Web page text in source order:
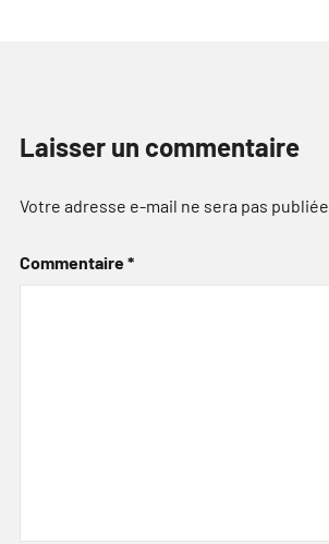
Laisser un commentaire
Votre adresse e-mail ne sera pas publiée.
Commentaire*